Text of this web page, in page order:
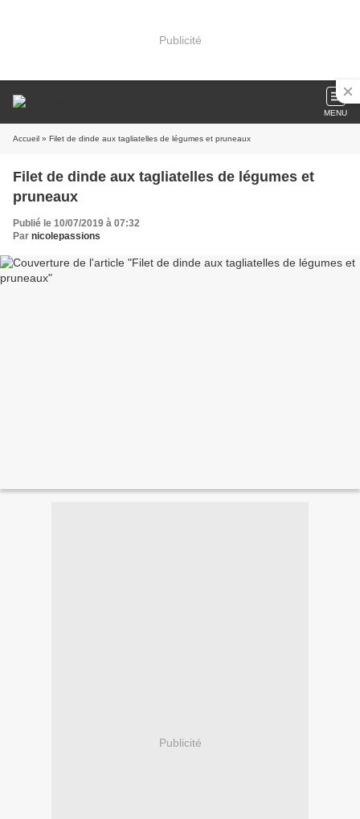
Publicité
MENU
Accueil » Filet de dinde aux tagliatelles de légumes et pruneaux
Filet de dinde aux tagliatelles de légumes et
pruneaux
Publié le 10/07/2019 à 07:32
Par nicolepassions
Publicité